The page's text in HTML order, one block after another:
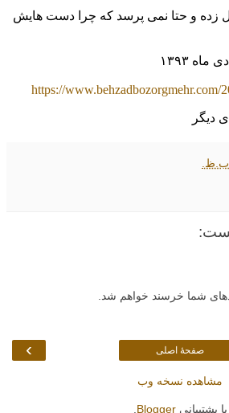
زده و حتا نمی پرسد که چرا دست هایش
دی ماه ۱۳۹۳
https://www.behzadbozorgmehr.com/
دیگر
شما خرسند خواهم شد.
› صفحهٔ اصلی
مشاهده نسخه وب
با پشتیبانیBlogger